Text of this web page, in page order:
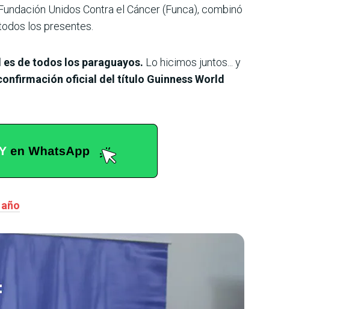
Unidos Contra el Cáncer (Funca), combinó
los presentes.
es de todos los paraguayos. Lo hicimos juntos... y
oficial del título Guinness World